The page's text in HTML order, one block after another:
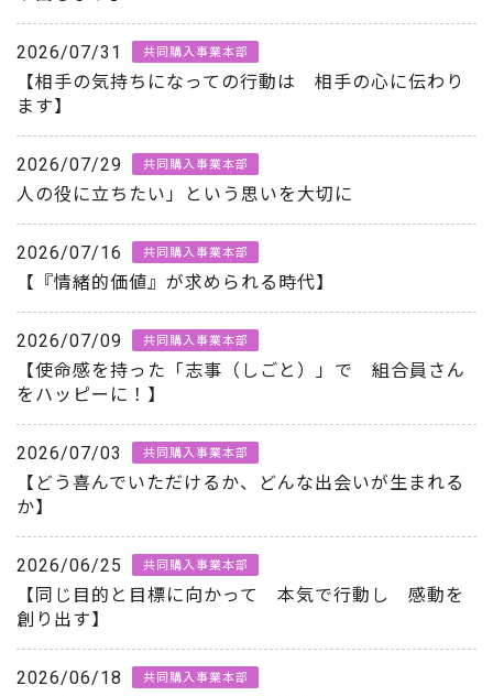
2026/07/31 共同購入事業本部
【相手の気持ちになっての行動は 相手の心に伝わり
ます】
2026/07/29 共同購入事業本部
人の役に立ちたい」という思いを大切に
2026/07/16 共同購入事業本部
【『情緒的価値』が求められる時代】
2026/07/09 共同購入事業本部
【使命感を持った「志事（しごと）」で 組合員さん
をハッピーに！】
2026/07/03 共同購入事業本部
【どう喜んでいただけるか、どんな出会いが生まれる
か】
2026/06/25 共同購入事業本部
【同じ目的と目標に向かって 本気で行動し 感動を
創り出す】
2026/06/18 共同購入事業本部